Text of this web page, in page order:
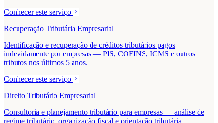
Conhecer este serviço
Recuperação Tributária Empresarial
Identificação e recuperação de créditos tributários pagos
indevidamente por empresas — PIS, COFINS, ICMS e outros
tributos nos últimos 5 anos.
Conhecer este serviço
Direito Tributário Empresarial
Consultoria e planejamento tributário para empresas — análise de
regime tributário, organização fiscal e orientação tributária